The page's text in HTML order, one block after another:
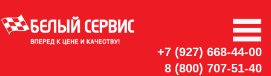
+7 (927) 668-44-00
8 (800) 707-51-40